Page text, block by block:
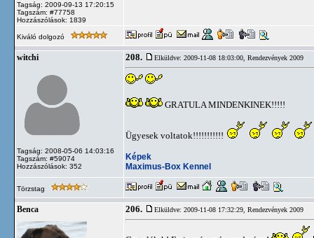
Tagság: 2009-09-13 17:20:15
Tagszám: #77758
Hozzászólások: 1839
Kiváló dolgozó
witchi
Tagság: 2008-05-06 14:03:16
Tagszám: #59074
Hozzászólások: 352
208. Elküldve: 2009-11-08 18:03:00, Rendezvények 2009
GRATULA MINDENKINEK!!!!!
Ügyesek voltatok!!!!!!!!!!!
Képek
Maximus-Box Kennel
Törzstag
Benca 206. Elküldve: 2009-11-08 17:32:29, Rendezvények 2009